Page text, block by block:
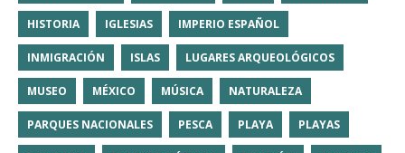
HISTORIA IGLESIAS IMPERIO ESPAÑOL
INMIGRACIÓN ISLAS LUGARES ARQUEOLÓGICOS
MUSEO MÉXICO MÚSICA NATURALEZA
PARQUES NACIONALES PESCA PLAYA PLAYAS